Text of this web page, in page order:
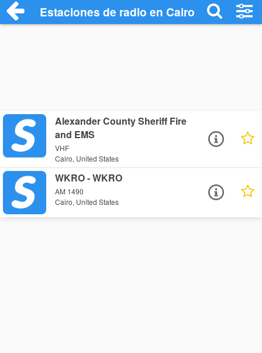
Estaciones de radio en Cairo - Escuchar
Alexander County Sheriff Fire
and EMS
VHF
Cairo, United States
WKRO - WKRO
AM 1490
Cairo, United States